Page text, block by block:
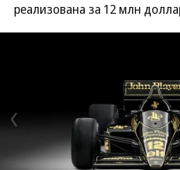
реализована за 12 млн